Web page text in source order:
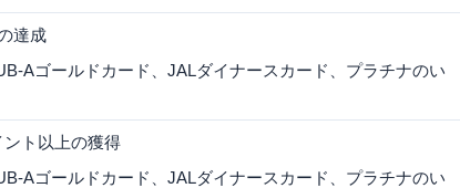
達成
Aゴールドカード、JALダイナースカード、プラチナのい
ント以上の獲得
Aゴールドカード、JALダイナースカード、プラチナのい